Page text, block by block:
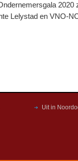
2020
Lelystad en VNO-
Uit in